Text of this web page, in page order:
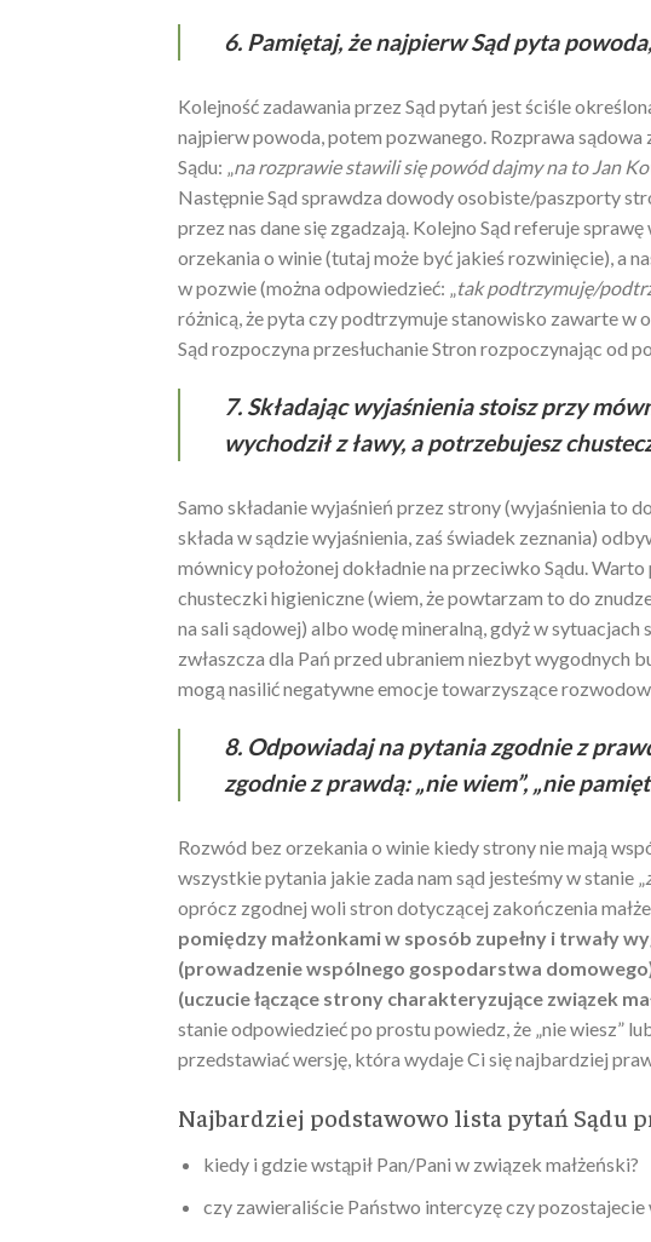
6. Pamiętaj, że najpierw Sąd pyta
Kolejność zadawania przez Sąd pytań jest ściśle
najpierw powoda, potem pozwanego. Rozprawa
Sądu: „na rozprawie stawili się powód dajmy na to Jan
Następnie Sąd sprawdza dowody osobiste/paszporty
przez nas dane się zgadzają. Kolejno Sąd referuje
orzekania o winie (tutaj może być jakieś rozwinięcie), a
w pozwie (można odpowiedzieć: „tak podtrzymuję/
różnicą, że pyta czy podtrzymuje stanowisko zawarte w
Sąd rozpoczyna przesłuchanie Stron rozpoczynając od
7. Składając wyjaśnienia stoisz przy
wychodził z ławy, a potrzebujesz
Samo składanie wyjaśnień przez strony (wyjaśnienia to
składa w sądzie wyjaśnienia, zaś świadek zeznania)
mównicy położonej dokładnie na przeciwko Sądu.
chusteczki higieniczne (wiem, że powtarzam to do
na sali sądowej) albo wodę mineralną, gdyż w
zwłaszcza dla Pań przed ubraniem niezbyt wygodnych
mogą nasilić negatywne emocje towarzyszące
8. Odpowiadaj na pytania zgodnie z
zgodnie z prawdą:„nie wiem”, „nie
Rozwód bez orzekania o winie kiedy strony nie mają
wszystkie pytania jakie zada nam sąd jesteśmy w stanie „
oprócz zgodnej woli stron dotyczącej zakończenia
pomiędzy małżonkami w sposób zupełny i trwały
(prowadzenie wspólnego gospodarstwa
(uczucie łączące strony charakteryzujące związek
stanie odpowiedzieć po prostu powiedz, że „nie wiesz”
przedstawiać wersję, która wydaje Ci się najbardziej
Najbardziej podstawowo lista pytań Sądu
kiedy i gdzie wstąpił Pan/Pani w związek małżeński?
czy zawieraliście Państwo intercyzę czy